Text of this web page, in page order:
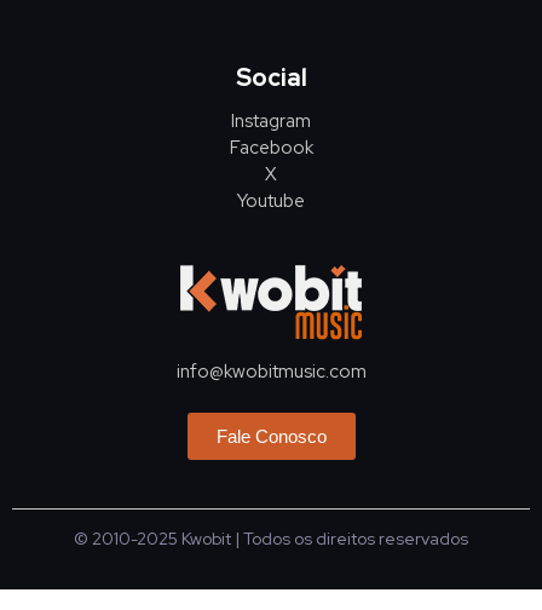
Social
Instagram
Facebook
X
Youtube
info@kwobitmusic.com
Fale Conosco
© 2010-2025 Kwobit | Todos os direitos reservados